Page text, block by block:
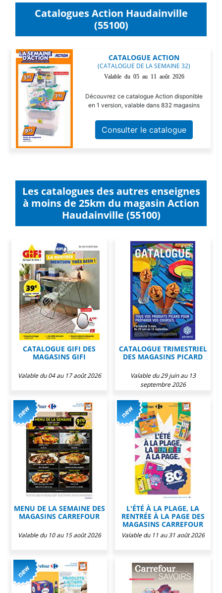
Catalogues Action Haudainville
(55100)
CATALOGUE ACTION
(CATALOGUE DE LA SEMAINE 32)
Valable du 05 au 11 août 2026
Découvrez ce catalogue Action disponible
en 1 version, valable dans 832 magasins
Consulter le catalogue
Les catalogues des autres enseignes
à moins de 25km du magasin Action
Haudainville (55100)
CATALOGUE GIFI DES
MAGASINS GIFI
Valable du 04 au 17 août 2026
CATALOGUE TRIMESTRIEL
DES MAGASINS PICARD
Valable du 29 juin au 13
septembre 2026
MENU DE LA SEMAINE DES
MAGASINS CARREFOUR
Valable du 10 au 15 août 2026
L'ÉTÉ À LA PLAGE, LA
RENTRÉE À LA PAGE DES
MAGASINS CARREFOUR
Valable du 11 au 31 août 2026